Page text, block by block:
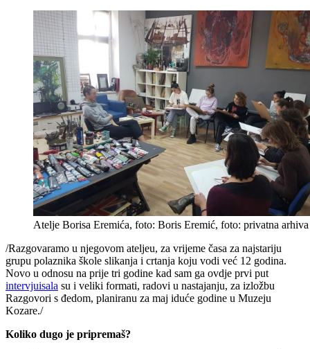
Atelje Borisa Eremića, foto: Boris Eremić, foto: privatna arhiva
/Razgovaramo u njegovom ateljeu, za vrijeme časa za najstariju
grupu polaznika škole slikanja i crtanja koju vodi već 12 godina.
Novo u odnosu na prije tri godine kad sam ga ovdje prvi put
intervjuisala su i veliki formati, radovi u nastajanju, za izložbu
Razgovori s đedom, planiranu za maj iduće godine u Muzeju
Kozare./
Koliko dugo je pripremaš?